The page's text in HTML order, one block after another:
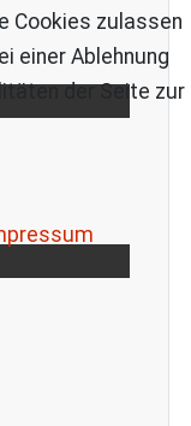
Cookies zulassen
einer Ablehnung
der Seite zur